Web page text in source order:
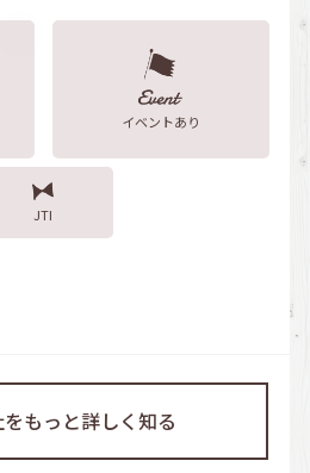
イベントあり
JTI
もっと詳しく知る